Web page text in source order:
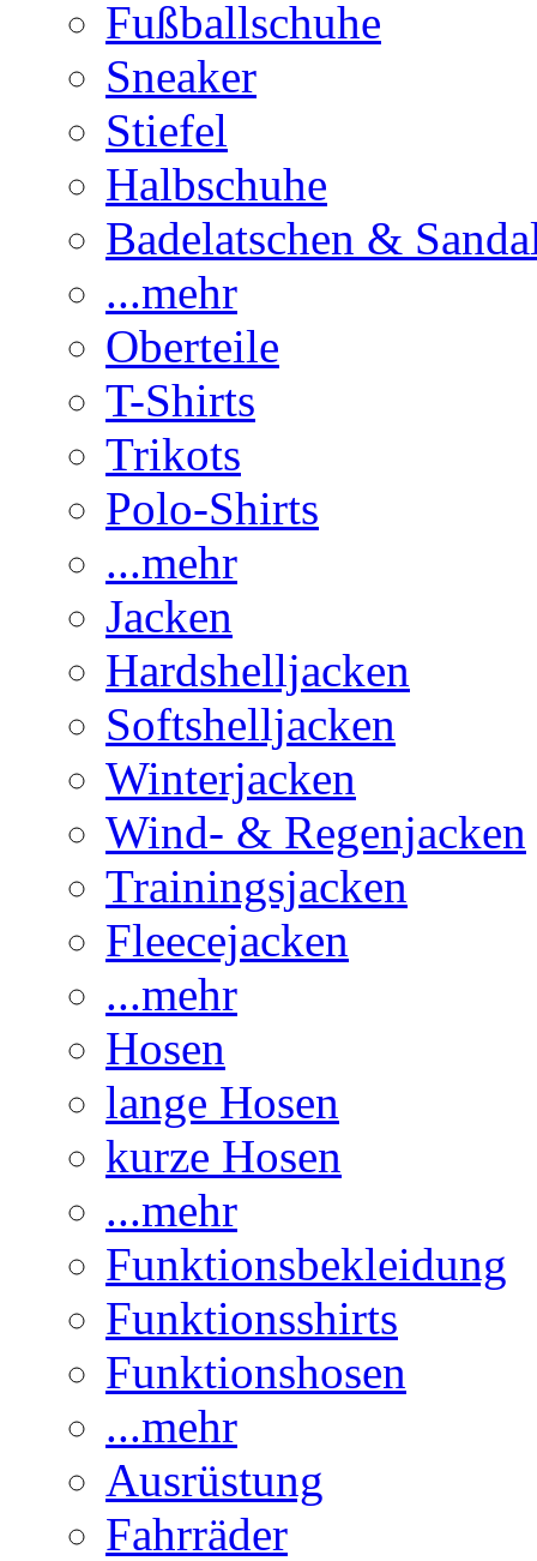
Fußballschuhe
Sneaker
Stiefel
Halbschuhe
Badelatschen &
...mehr
Oberteile
T-Shirts
Trikots
Polo-Shirts
...mehr
Jacken
Hardshelljacken
Softshelljacken
Winterjacken
Wind- & Regenjacken
Trainingsjacken
Fleecejacken
...mehr
Hosen
lange Hosen
kurze Hosen
...mehr
Funktionsbekleidung
Funktionsshirts
Funktionshosen
...mehr
Ausrüstung
Fahrräder